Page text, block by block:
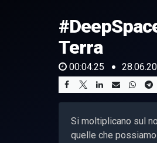
25
seconds
Terra
00:04:25
Si moltiplicano sul
quelle che possiamo